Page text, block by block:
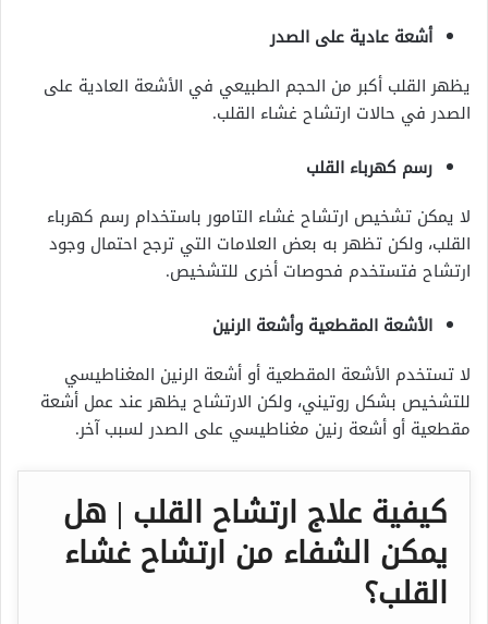
أشعة عادية على الصدر
يظهر القلب أكبر من الحجم الطبيعي في الأشعة العادية على
الصدر في حالات ارتشاح غشاء القلب.
رسم كهرباء القلب
لا يمكن تشخيص ارتشاح غشاء التامور باستخدام رسم كهرباء
القلب، ولكن تظهر به بعض العلامات التي ترجح احتمال وجود
ارتشاح فتستخدم فحوصات أخرى للتشخيص.
الأشعة المقطعية وأشعة الرنين
لا تستخدم الأشعة المقطعية أو أشعة الرنين المغناطيسي
للتشخيص بشكل روتيني، ولكن الارتشاح يظهر عند عمل أشعة
مقطعية أو أشعة رنين مغناطيسي على الصدر لسبب آخر.
كيفية علاج ارتشاح القلب | هل
يمكن الشفاء من ارتشاح غشاء
القلب؟